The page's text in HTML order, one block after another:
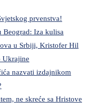
prvenstva!
Beograd: Iza kulisa
u Srbiji, Kristofer Hil
Ukrajine
nazvati izdajnikom
ne skreće sa Hristove